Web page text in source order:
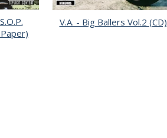
V.A. - Big Ballers Vol.2 (CD)